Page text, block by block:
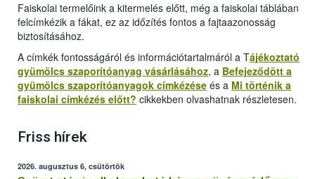
Faiskolai termelőink a kitermelés előtt, még a faiskolai táblában
felcímkézik a fákat, ez az időzítés fontos a fajtaazonosság
biztosításához.
A címkék fontosságáról és információtartalmáról a Tájékoztató
gyümölcs szaporítóanyag vásárlásához, a Befejeződött a
gyümölcs szaporítóanyagok címkézése és a Mi történik a
faiskolai címkézés előtt? cikkekben olvashatnak részletesen.
Friss hírek
2026. augusztus 6, csütörtök